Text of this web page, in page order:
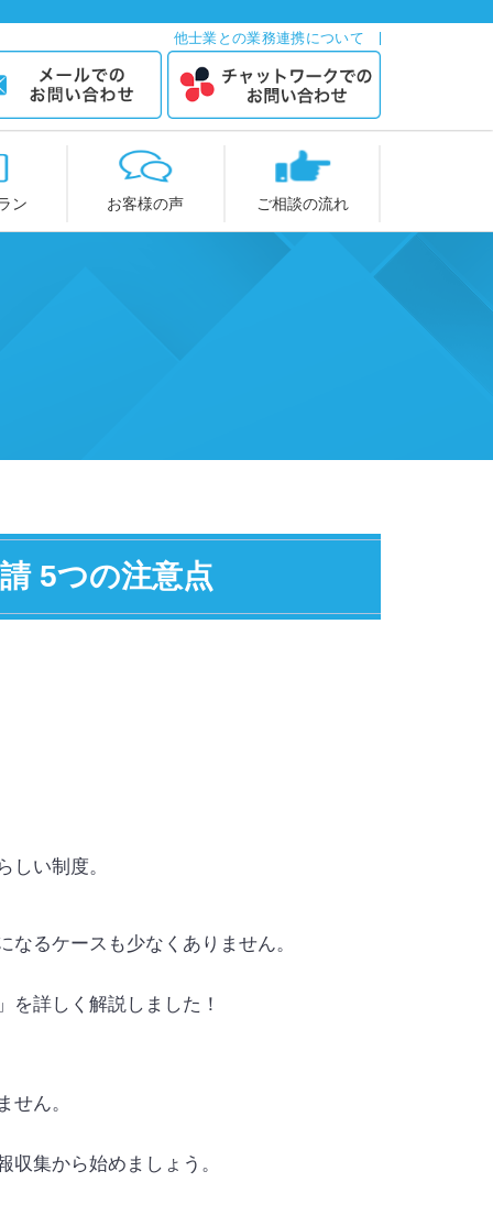
他士業との業務連携について
ン お客様の声 ご相談の流れ
5つの注意点
い制度。
るケースも少なくありません。
を詳しく解説しました！
せん。
集から始めましょう。